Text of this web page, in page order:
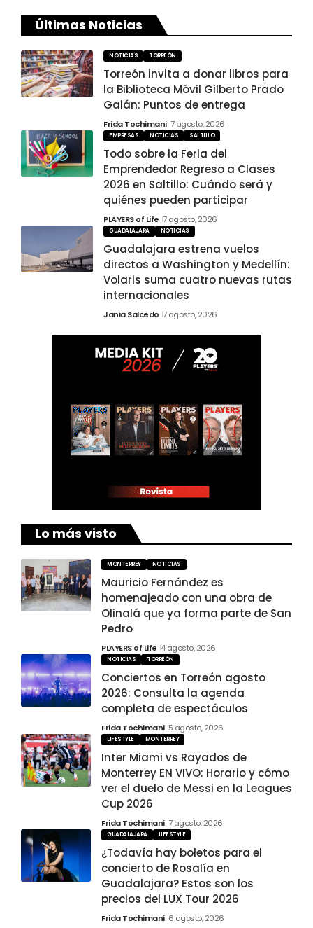
Últimas Noticias
NOTICIAS TORREÓN
Torreón invita a donar libros para
la Biblioteca Móvil Gilberto Prado
Galán: Puntos de entrega
Frida Tochimani 7 agosto, 2026
EMPRESAS NOTICIAS SALTILLO
Todo sobre la Feria del
Emprendedor Regreso a Clases
2026 en Saltillo: Cuándo será y
quiénes pueden participar
PLAYERS of Life 7 agosto, 2026
GUADALAJARA NOTICIAS
Guadalajara estrena vuelos
directos a Washington y Medellín:
Volaris suma cuatro nuevas rutas
internacionales
Jania Salcedo 7 agosto, 2026
Lo más visto
MONTERREY NOTICIAS
Mauricio Fernández es
homenajeado con una obra de
Olinalá que ya forma parte de San
Pedro
PLAYERS of Life 4 agosto, 2026
NOTICIAS TORREÓN
Conciertos en Torreón agosto
2026: Consulta la agenda
completa de espectáculos
Frida Tochimani 5 agosto, 2026
LIFESTYLE MONTERREY
Inter Miami vs Rayados de
Monterrey EN VIVO: Horario y cómo
ver el duelo de Messi en la Leagues
Cup 2026
Frida Tochimani 7 agosto, 2026
GUADALAJARA LIFESTYLE
¿Todavía hay boletos para el
concierto de Rosalía en
Guadalajara? Estos son los
precios del LUX Tour 2026
Frida Tochimani 6 agosto, 2026